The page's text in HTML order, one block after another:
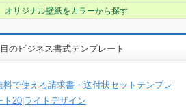
オリジナル壁紙をカラーから探す
のビジネス書式テンプレート
料で使える請求書・送付状セットテンプレ
ト20|ライトデザイン